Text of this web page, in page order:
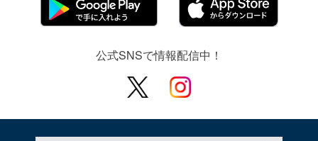
公式SNSで情報配信中！